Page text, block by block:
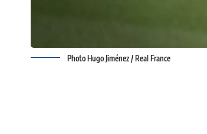
Photo Hugo Jiménez / Real France